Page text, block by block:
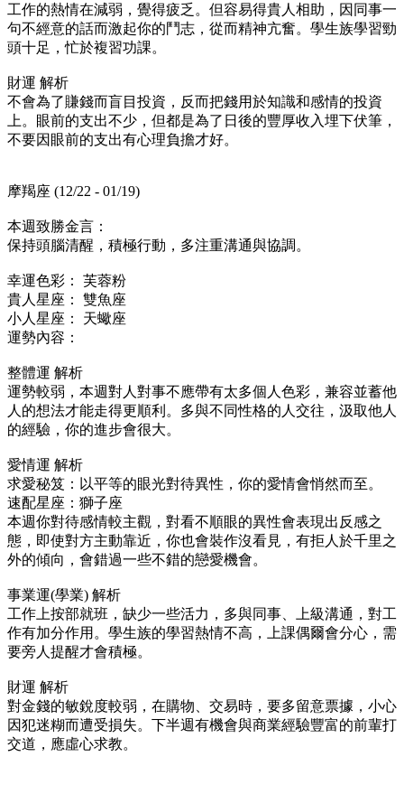
工作的熱情在減弱，覺得疲乏。但容易得貴人相助，因同事一
句不經意的話而激起你的鬥志，從而精神亢奮。學生族學習勁
頭十足，忙於複習功課。
財運 解析
不會為了賺錢而盲目投資，反而把錢用於知識和感情的投資
上。眼前的支出不少，但都是為了日後的豐厚收入埋下伏筆，
不要因眼前的支出有心理負擔才好。
摩羯座 (12/22 - 01/19)
本週致勝金言：
保持頭腦清醒，積極行動，多注重溝通與協調。
幸運色彩： 芙蓉粉
貴人星座： 雙魚座
小人星座： 天蠍座
運勢內容：
整體運 解析
運勢較弱，本週對人對事不應帶有太多個人色彩，兼容並蓄他
人的想法才能走得更順利。多與不同性格的人交往，汲取他人
的經驗，你的進步會很大。
愛情運 解析
求愛秘笈：以平等的眼光對待異性，你的愛情會悄然而至。
速配星座：獅子座
本週你對待感情較主觀，對看不順眼的異性會表現出反感之
態，即使對方主動靠近，你也會裝作沒看見，有拒人於千里之
外的傾向，會錯過一些不錯的戀愛機會。
事業運(學業) 解析
工作上按部就班，缺少一些活力，多與同事、上級溝通，對工
作有加分作用。學生族的學習熱情不高，上課偶爾會分心，需
要旁人提醒才會積極。
財運 解析
對金錢的敏銳度較弱，在購物、交易時，要多留意票據，小心
因犯迷糊而遭受損失。下半週有機會與商業經驗豐富的前輩打
交道，應虛心求教。